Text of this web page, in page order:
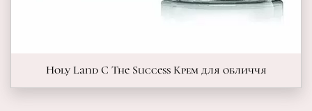
Holy Land C The Success Крем для обличчя